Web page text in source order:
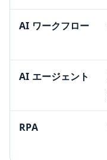
AI ワークフロー
AI エージェント
RPA